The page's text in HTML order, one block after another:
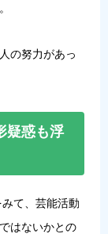
の努力があっ
疑惑も浮
て、芸能活動
はないかとの